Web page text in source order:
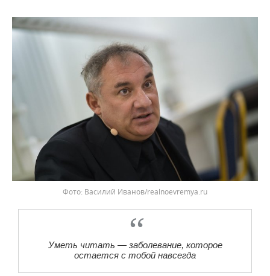
Василий Иванов/realnoevremya.ru
Уметь читать — заболевание, которое
остается с тобой навсегда